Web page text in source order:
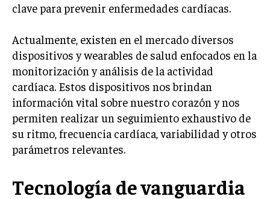
clave para prevenir enfermedades cardíacas.
Actualmente, existen en el mercado diversos
dispositivos y wearables de salud enfocados en la
monitorización y análisis de la actividad
cardíaca. Estos dispositivos nos brindan
información vital sobre nuestro corazón y nos
permiten realizar un seguimiento exhaustivo de
su ritmo, frecuencia cardíaca, variabilidad y otros
parámetros relevantes.
Tecnología de vanguardia